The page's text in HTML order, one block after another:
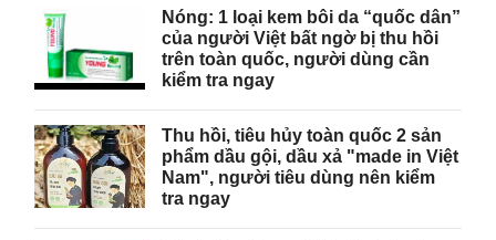
Nóng: 1 loại kem bôi da “quốc dân”
của người Việt bất ngờ bị thu hồi
trên toàn quốc, người dùng cần
kiểm tra ngay
Thu hồi, tiêu hủy toàn quốc 2 sản
phẩm dầu gội, dầu xả "made in Việt
Nam", người tiêu dùng nên kiểm
tra ngay